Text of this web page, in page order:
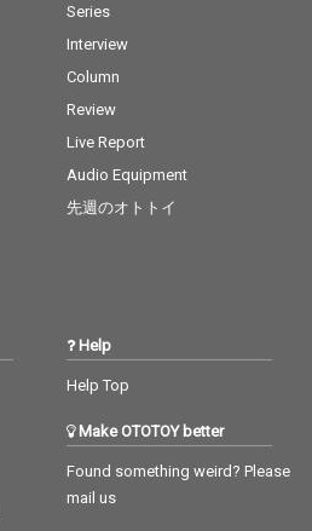
Series
Interview
Column
Review
Live Report
Audio Equipment
先週のオトトイ
Help
Help Top
Make OTOTOY better
Found something weird? Please
mail us